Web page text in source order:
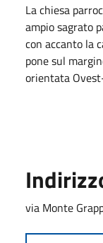
La chiesa
ampio sagrato
con accanto la
pone sul
orientata
via Monte